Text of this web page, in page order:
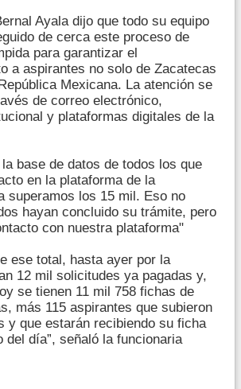
Ayala dijo que todo su equipo
de cerca este proceso de
para garantizar el
a aspirantes no solo de Zacatecas
Mexicana. La atención se
de correo electrónico,
y plataformas digitales de la
base de datos de todos los que
en la plataforma de la
superamos los 15 mil. Eso no
hayan concluido su trámite, pero
con nuestra plataforma"
ese total, hasta ayer por la
12 mil solicitudes ya pagadas y,
se tienen 11 mil 758 fichas de
más 115 aspirantes que subieron
y que estarán recibiendo su ficha
del día”, señaló la funcionaria